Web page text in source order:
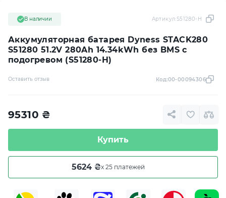
Аккумуляторная батарея Dyness STACK280
S51280 51.2V 280Ah 14.34kWh без BMS с
подогревом (S51280-H)
В наличии Артикул:S51280-H
Оставить отзыв Код:00-00094306
95310 ₴
Купить
5624 ₴x 25 платежей